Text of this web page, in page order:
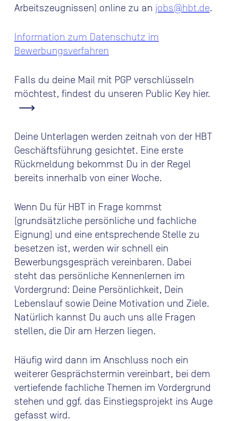
Arbeitszeugnissen) online zu an jobs@hbt.de.
Information zum Datenschutz im
Bewerbungsverfahren
Falls du deine Mail mit PGP verschlüsseln
möchtest, findest du unseren Public Key hier.
Deine Unterlagen werden zeitnah von der HBT
Geschäftsführung gesichtet. Eine erste
Rückmeldung bekommst Du in der Regel
bereits innerhalb von einer Woche.
Wenn Du für HBT in Frage kommst
(grundsätzliche persönliche und fachliche
Eignung) und eine entsprechende Stelle zu
besetzen ist, werden wir schnell ein
Bewerbungsgespräch vereinbaren. Dabei
steht das persönliche Kennenlernen im
Vordergrund: Deine Persönlichkeit, Dein
Lebenslauf sowie Deine Motivation und Ziele.
Natürlich kannst Du auch uns alle Fragen
stellen, die Dir am Herzen liegen.
Häufig wird dann im Anschluss noch ein
weiterer Gesprächstermin vereinbart, bei dem
vertiefende fachliche Themen im Vordergrund
stehen und ggf. das Einstiegsprojekt ins Auge
gefasst wird.